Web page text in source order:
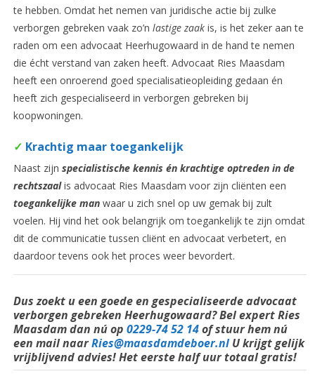
te hebben. Omdat het nemen van juridische actie bij zulke
verborgen gebreken vaak zo’n lastige zaakis, is het zeker aan te
raden om een advocaat Heerhugowaard in de hand te nemen
die écht verstand van zaken heeft. Advocaat Ries Maasdam
heeft een onroerend goed specialisatieopleiding gedaan én
heeft zich gespecialiseerd in verborgen gebreken bij
koopwoningen.
✓ Krachtig maar toegankelijk
Naast zijn specialistische kennis én krachtige optreden in de
rechtszaalis advocaat Ries Maasdam voor zijn cliënten een
toegankelijke manwaar u zich snel op uw gemak bij zult
voelen. Hij vind het ook belangrijk om toegankelijk te zijn omdat
dit de communicatie tussen cliënt en advocaat verbetert, en
daardoor tevens ook het proces weer bevordert.
Dus zoekt u een goede en gespecialiseerdeadvocaat
verborgen gebreken Heerhugowaard? BelexpertRies
Maasdam dan nú op 0229-74 52 14of stuur hem nú
een mail naarRies@maasdamdeboer.nl U krijgt gelijk
vrijblijvend advies! Het eerste half uur totaal gratis!